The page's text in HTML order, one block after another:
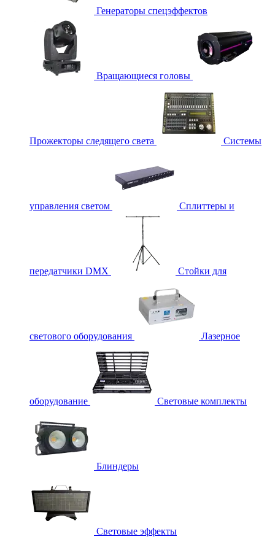
Генераторы спецэффектов
Вращающиеся головы
Прожекторы следящего света Системы
управления светом Сплиттеры и
передатчики DMX Стойки для
светового оборудования Лазерное
оборудование Световые комплекты
Блиндеры
Световые эффекты